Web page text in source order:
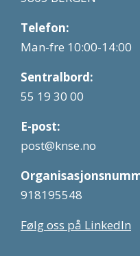
Telefon:
Man-fre 10:00-14:00
Sentralbord:
55 19 30 00
E-post:
post@knse.no
918195548
Følg oss på LinkedIn